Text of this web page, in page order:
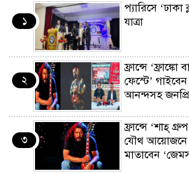
১
প্যারিসে ‘ঢাকা
যাত্রা
২
ফ্রান্সে ‘ফ্রাঙ্কো
ফেস্টে’
আনন্দসহ
৩
ফ্রান্সে ‘শাহ্
যৌথ আয়োজনে
মাতাবেন